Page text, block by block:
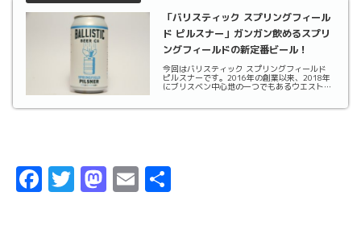
「バリスティック スプリングフィール
ド ピルスナー」ガンガン飲めるスプリ
ングフィールドの新定番ビール！
今回はバリスティック スプリングフィールド
ピルスナーです。2016年の創業以来、2018年
にブリスベン中心地の一つでもあるウエスト・
スベン西部に位置するスプリングフィールド
F T M E